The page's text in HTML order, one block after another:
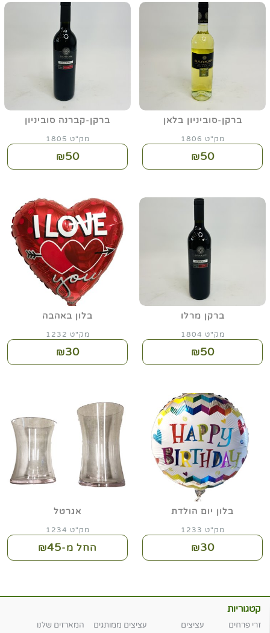
ברקן-סוביניון בלאן
מק"ט 1806
₪50
ברקן-קברנה סוביניון
מק"ט 1805
₪50
ברקן מרלו
מק"ט 1804
₪50
בלון באהבה
מק"ט 1232
₪30
בלון יום הולדת
מק"ט 1233
₪30
אגרטל
מק"ט 1234
החל מ-₪45
קטגוריות
זרי פרחים עציצים עציצים ממותגים המארזים שלנו